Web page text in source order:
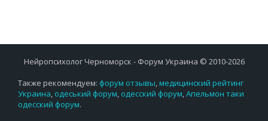
Нейропсихолог Черноморск - Форум Украина © 2010-2026
Также рекомендуем: форум отзывы,медицинский рейтинг
Украина, одеський форум, одесский форум,Апельмон таки
одесский форум.